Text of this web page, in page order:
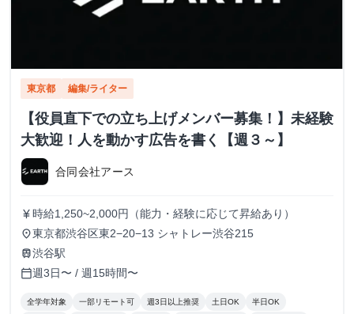
東京都 編集/ライター
【役員直下での立ち上げメンバー募集！】未経験
大歓迎！人を動かす広告を書く【週３～】
合同会社アース
currency_yen 時給1,250~2,000円（能力・経験に応じて昇給あり）
place東京都渋谷区東2−20−13 シャトレー渋谷215
train渋谷駅
calendar_today週3日〜 / 週15時間〜
全学年対象 一部リモート可 週3日以上推奨 土日OK 半日OK